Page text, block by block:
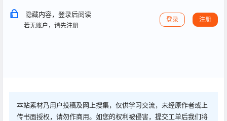
隐藏内容，登录后阅读
若无账户，请先注册
登录 注册
本站素材乃用户投稿及网上搜集，仅供学习交流，未经原作者或上
传书面授权，请勿作商用。如您的权利被侵害，提交工单后我们将